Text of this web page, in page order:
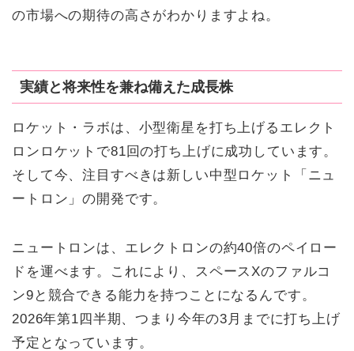
の市場への期待の高さがわかりますよね。
実績と将来性を兼ね備えた成長株
ロケット・ラボは、小型衛星を打ち上げるエレクト
ロンロケットで81回の打ち上げに成功しています。
そして今、注目すべきは新しい中型ロケット「ニュ
ートロン」の開発です。
ニュートロンは、エレクトロンの約40倍のペイロー
ドを運べます。これにより、スペースXのファルコ
ン9と競合できる能力を持つことになるんです。
2026年第1四半期、つまり今年の3月までに打ち上げ
予定となっています。